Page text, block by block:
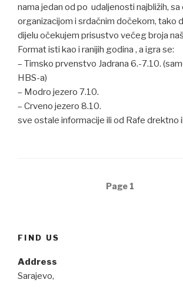
nama jedan od po udaljenosti najbližih, sa
organizacijom i srdačnim dočekom, tako
dijelu očekujem prisustvo većeg broja
Format isti kao i ranijih godina , a igra se:
– Timsko prvenstvo Jadrana 6.-7.10.
HBS-a)
– Modro jezero 7.10.
– Crveno jezero 8.10.
sve ostale informacije ili od Rafe drektno
Page 1
FIND US
Address
Sarajevo,